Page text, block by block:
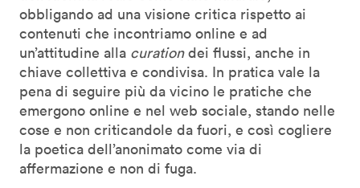
obbligando ad una visione critica rispetto ai
contenuti che incontriamo online e ad
un’attitudine alla curationdei flussi, anche in
chiave collettiva e condivisa. In pratica vale la
pena di seguire più da vicino le pratiche che
emergono online e nel web sociale, stando nelle
cose e non criticandole da fuori, e così cogliere
la poetica dell’anonimato come via di
affermazione e non di fuga.